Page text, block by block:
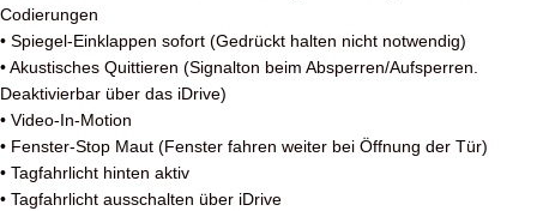
Codierungen
• Spiegel-Einklappen sofort (Gedrückt halten nicht notwendig)
• Akustisches Quittieren (Signalton beim Absperren/Aufsperren.
Deaktivierbar über das iDrive)
• Video-In-Motion
• Fenster-Stop Maut (Fenster fahren weiter bei Öffnung der Tür)
• Tagfahrlicht hinten aktiv
• Tagfahrlicht ausschalten über iDrive